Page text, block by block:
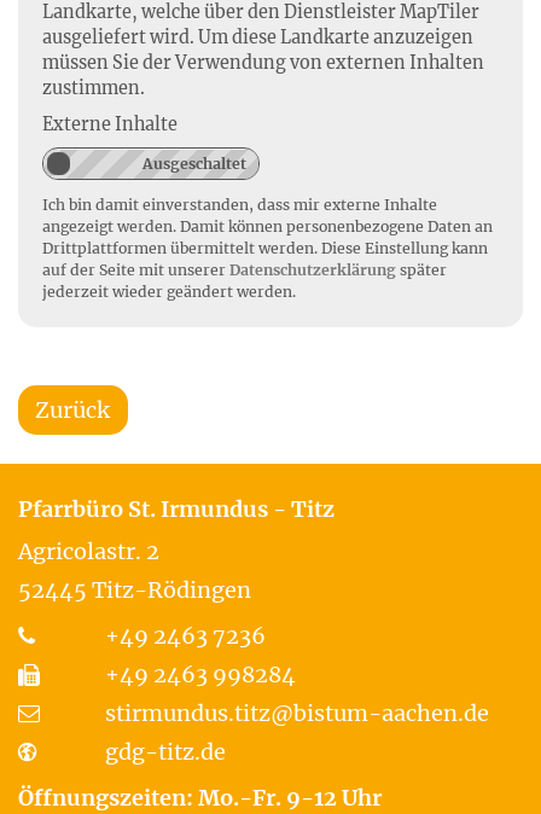
Landkarte, welche über den Dienstleister MapTiler
ausgeliefert wird. Um diese Landkarte anzuzeigen
müssen Sie der Verwendung von externen Inhalten
zustimmen.
Externe Inhalte
Ich bin damit einverstanden, dass mir externe Inhalte
angezeigt werden. Damit können personenbezogene Daten an
Drittplattformen übermittelt werden. Diese Einstellung kann
auf der Seite mit unserer Datenschutzerklärung später
jederzeit wieder geändert werden.
Zurück
Pfarrbüro St. Irmundus - Titz
Agricolastr. 2
52445 Titz-Rödingen
+49 2463 7236
+49 2463 998284
stirmundus.titz@bistum-aachen.de
gdg-titz.de
Öffnungszeiten: Mo.-Fr. 9-12 Uhr